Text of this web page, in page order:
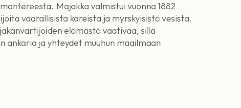
Majakka valmistui vuonna 1882
vaarallisista kareista ja myrskyisistä vesistä.
elämästä vaativaa, sillä
ankaria ja yhteydet muuhun maailmaan